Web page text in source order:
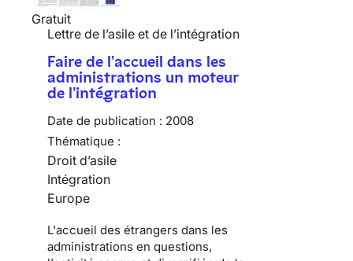
Gratuit
Lettre de l’asile et de l’intégration
Faire de l'accueil dans les
administrations un moteur
de l'intégration
Date de publication : 2008
Thématique :
Droit d’asile
Intégration
Europe
L'accueil des étrangers dans les
administrations en questions,